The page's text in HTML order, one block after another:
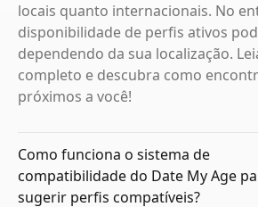
locais quanto internacionais. No
disponibilidade de perfis ativos
dependendo da sua localização.
completo e descubra como
próximos a você!
Como funciona o sistema de
compatibilidade do Date My Age
sugerir perfis compatíveis?